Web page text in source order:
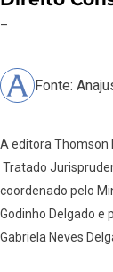
–
Fonte:
A editora Thomson
Tratado
coordenado pelo
Godinho Delgado e
Gabriela Neves